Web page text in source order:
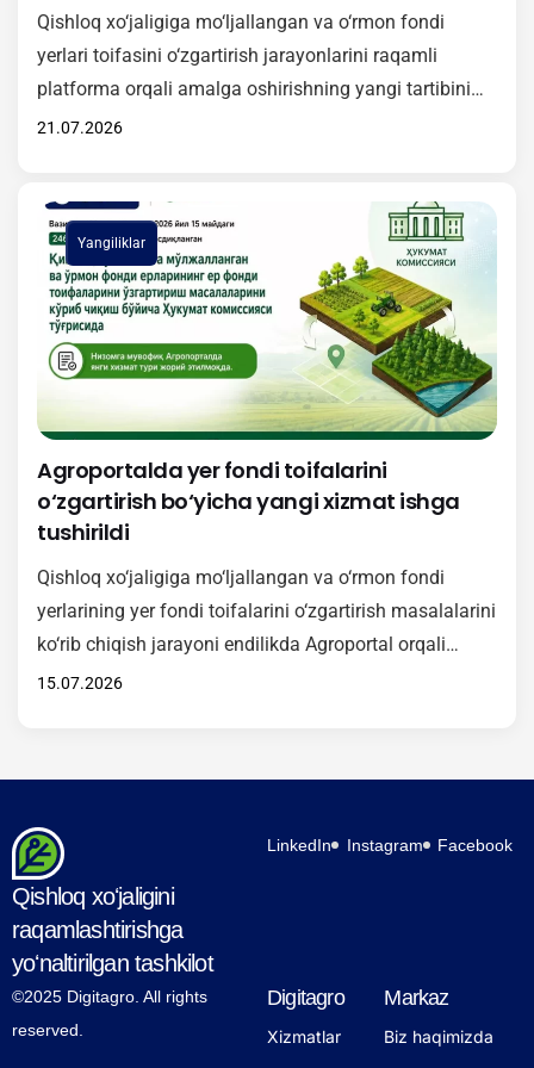
Qishloq xo‘jaligiga mo‘ljallangan va o‘rmon fondi
yerlari toifasini o‘zgartirish jarayonlarini raqamli
platforma orqali amalga oshirishning yangi tartibini
amaliyotga samarali joriy etish maqsadida onlayn
bilan tasdiqlangan Nizomning mazmun-mohiyati
yuzasidan batafsil ma’lumot berildi. Unga muvofiq,
2026-yil 1-iyuldan boshlab qishloq xo‘jaligiga
mo‘ljallangan va o‘rmon fondi yerlari toifasini
o‘zgartirishga…
21.07.2026
Yangiliklar
Agroportalda yer fondi toifalarini
o‘zgartirish bo‘yicha yangi xizmat ishga
tushirildi
Qishloq xo‘jaligiga mo‘ljallangan va o‘rmon fondi
yerlarining yer fondi toifalarini o‘zgartirish masalalarini
ko‘rib chiqish jarayoni endilikda Agroportal orqali
amalga oshiriladi. Mazkur xizmat O‘zbekiston
Hukumat komissiyasi tomonidan ko‘rib chiqiladigan
chiqish imkonini yaratadi. Yangi xizmat orqali
fuqarolar va manfaatdor…
15.07.2026
Qishloq xoʻjaligini
raqamlashtirishga
yoʻnaltirilgan tashkilot
LinkedIn Instagram Facebook
©2025 Digitagro. All rights
reserved.
Digitagro
Xizmatlar
Markaz
Biz haqimizda